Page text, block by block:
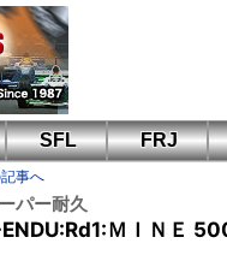
SFL FRJ
事へ
パー耐久
ＭＩＮＥ